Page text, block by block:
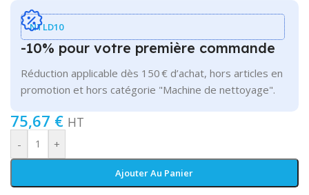
NTLD10
-10% pour votre première commande
Réduction applicable dès 150 € d’achat, hors articles en
promotion et hors catégorie "Machine de nettoyage".
75,67 € HT
- +
Ajouter Au Panier